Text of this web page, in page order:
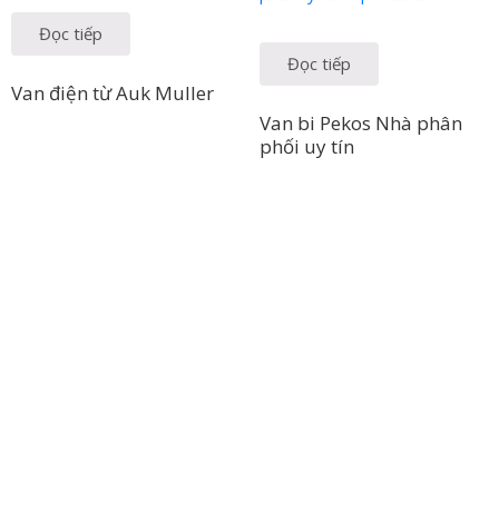
Đọc tiếp
Van điện từ Auk Muller
Đọc tiếp
Van bi Pekos Nhà phân
phối uy tín